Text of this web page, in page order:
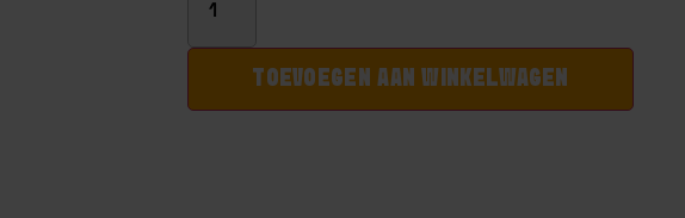
TOEVOEGEN AAN WINKELWAGEN